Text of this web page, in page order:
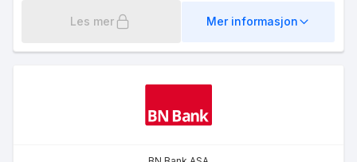
Les mer Mer informasjon